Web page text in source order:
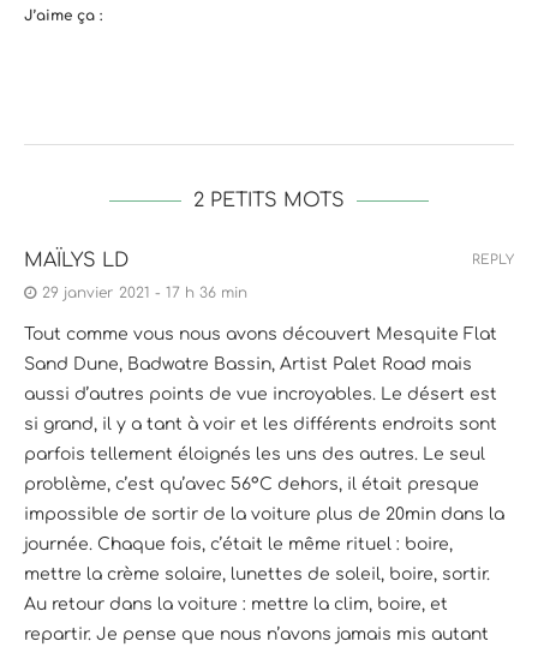
J’aime ça :
2 PETITS MOTS
MAÏLYS LD
29 janvier 2021 - 17 h 36 min
Tout comme vous nous avons découvert Mesquite Flat
Sand Dune, Badwatre Bassin, Artist Palet Road mais
aussi d’autres points de vue incroyables. Le désert est
si grand, il y a tant à voir et les différents endroits sont
parfois tellement éloignés les uns des autres. Le seul
problème, c’est qu’avec 56°C dehors, il était presque
impossible de sortir de la voiture plus de 20min dans la
journée. Chaque fois, c’était le même rituel : boire,
mettre la crème solaire, lunettes de soleil, boire, sortir.
Au retour dans la voiture : mettre la clim, boire, et
repartir. Je pense que nous n’avons jamais mis autant
REPLY